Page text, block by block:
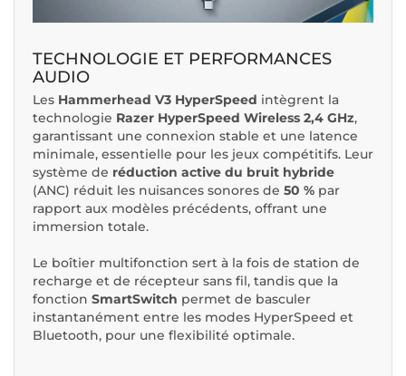
TECHNOLOGIE ET PERFORMANCES
AUDIO
Les Hammerhead V3 HyperSpeed intègrent la
technologie Razer HyperSpeed Wireless 2,4 GHz,
garantissant une connexion stable et une latence
minimale, essentielle pour les jeux compétitifs. Leur
système de réduction active du bruit hybride
(ANC) réduit les nuisances sonores de 50 % par
rapport aux modèles précédents, offrant une
immersion totale.
Le boîtier multifonction sert à la fois de station de
recharge et de récepteur sans fil, tandis que la
fonction SmartSwitch permet de basculer
instantanément entre les modes HyperSpeed et
Bluetooth, pour une flexibilité optimale.